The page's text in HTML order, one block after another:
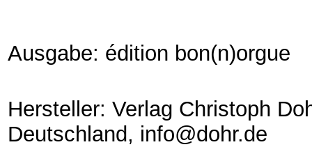
Ausgabe: édition bon(n)orgue
Hersteller: Verlag Christoph
Deutschland, info@dohr.de